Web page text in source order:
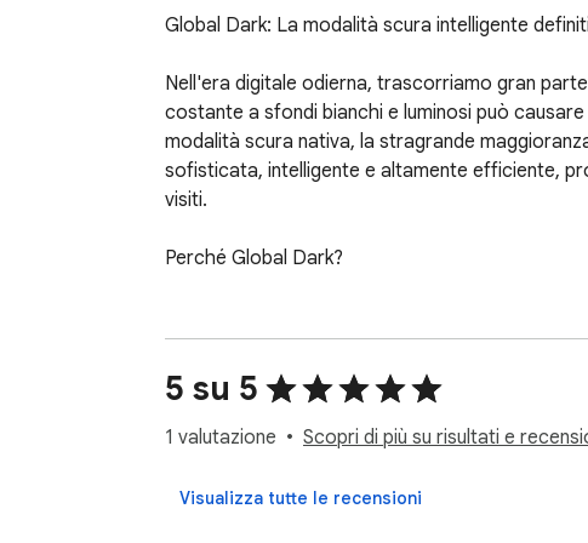
Global Dark: La modalità scura intelligente
Nell'era digitale odierna, trascorriamo gran
costante a sfondi bianchi e luminosi può
modalità scura nativa, la stragrande
sofisticata, intelligente e altamente efficiente,
visiti.
Perché Global Dark?
invertendo inavvertitamente immagini, video ed
questo problema con un potente motore CSS
Caratteristiche principali:
1. Motore CSS sofisticato: Al centro di Global
5 su 5
1 valutazione Scopri di più su risultati e
Visualizza tutte le recensioni